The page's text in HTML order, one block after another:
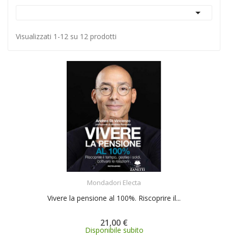

Visualizzati 1-12 su 12 prodotti
Mondadori Electa
Vivere la pensione al 100%. Riscoprire il...
21,00 €
Disponibile subito